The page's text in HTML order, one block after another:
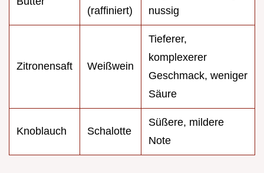
(raffiniert)
nussig
Zitronensaft Weißwein
Tieferer,
komplexerer
Geschmack, weniger
Säure
Knoblauch Schalotte
Süßere, mildere
Note